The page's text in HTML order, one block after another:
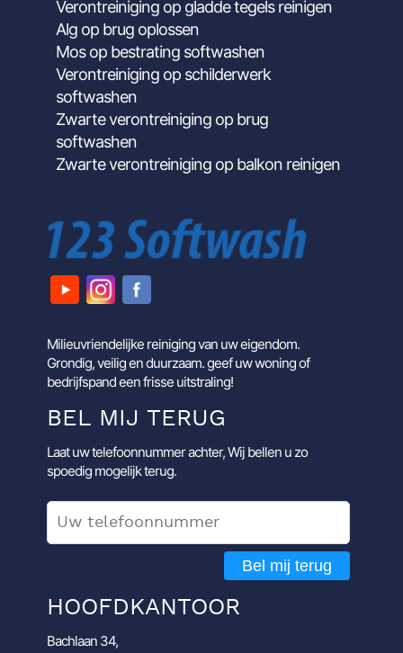
Verontreiniging op gladde tegels reinigen
Alg op brug oplossen
Mos op bestrating softwashen
Verontreiniging op schilderwerk
softwashen
Zwarte verontreiniging op brug
softwashen
Zwarte verontreiniging op balkon reinigen
Milieuvriendelijke reiniging van uw eigendom.
Grondig, veilig en duurzaam. geef uw woning of
bedrijfspand een frisse uitstraling!
BEL MIJ TERUG
Laat uw telefoonnummer achter, Wij bellen u zo
spoedig mogelijk terug.
Bel mij terug
HOOFDKANTOOR
Bachlaan 34,